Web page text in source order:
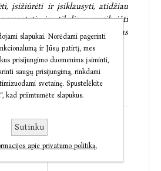
įsižiūrėti ir įsiklausyti, atidžiau
ir tiksliau nusibrėžti
įvykių kontūrus. ... kad tai, kas
bet ir išbaigta...
neišgyvename pabaigų?
be jokių ribų, tampa
kur daug visokiausios gyvybės,
atsinaujinimo.“
slapukai. Norėdami pagerinti
ir Jūsų patirtį, mes
prisijungimo duomenims įsiminti,
saugų prisijungimą, rinkdami
svetainę. Spustelėkite
kad priimtumėte slapukus.
Sutinku
apie privatumo politiką.